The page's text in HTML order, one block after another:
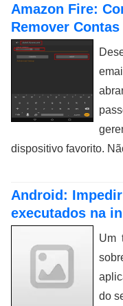
Amazon Fire:
Remover
dispositivo favorito.
Android:
executados na
Um
do